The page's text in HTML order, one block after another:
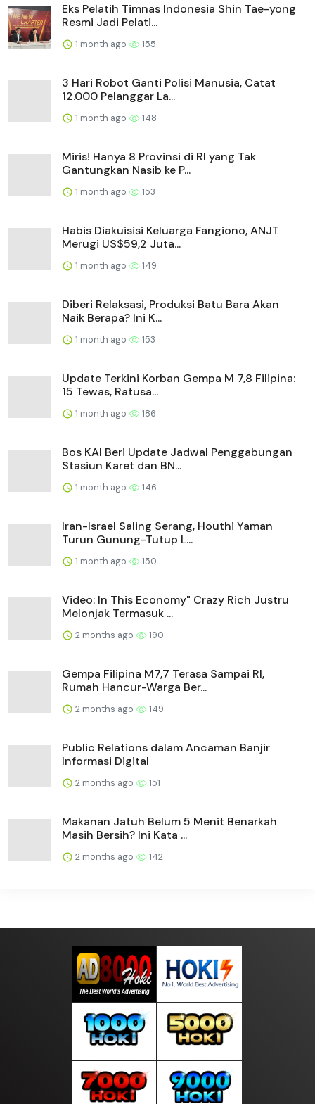
Eks Pelatih Timnas Indonesia Shin Tae-yong
Resmi Jadi Pelati...
1 month ago 155
3 Hari Robot Ganti Polisi Manusia, Catat
12.000 Pelanggar La...
1 month ago 148
Miris! Hanya 8 Provinsi di RI yang Tak
Gantungkan Nasib ke P...
1 month ago 153
Habis Diakuisisi Keluarga Fangiono, ANJT
Merugi US$59,2 Juta...
1 month ago 149
Diberi Relaksasi, Produksi Batu Bara Akan
Naik Berapa? Ini K...
1 month ago 153
Update Terkini Korban Gempa M 7,8 Filipina:
15 Tewas, Ratusa...
1 month ago 186
Bos KAI Beri Update Jadwal Penggabungan
Stasiun Karet dan BN...
1 month ago 146
Iran-Israel Saling Serang, Houthi Yaman
Turun Gunung-Tutup L...
1 month ago 150
Video: In This Economy" Crazy Rich Justru
Melonjak Termasuk ...
2 months ago 190
Gempa Filipina M7,7 Terasa Sampai RI,
Rumah Hancur-Warga Ber...
2 months ago 149
Public Relations dalam Ancaman Banjir
Informasi Digital
2 months ago 151
Makanan Jatuh Belum 5 Menit Benarkah
Masih Bersih? Ini Kata ...
2 months ago 142